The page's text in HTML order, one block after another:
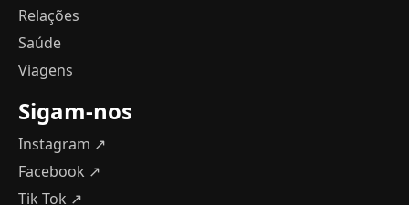
Relações
Saúde
Viagens
Sigam-nos
Instagram ↗
Facebook ↗
Tik Tok ↗